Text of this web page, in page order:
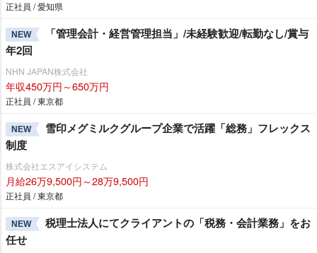
正社員 / 愛知県
NEW
「管理会計・経営管理担当」/未経験歓迎/転勤なし/賞与
年2回
NHN JAPAN株式会社
年収450万円～650万円
正社員 / 東京都
NEW
雪印メグミルクグループ企業で活躍「総務」フレックス
制度
株式会社エスアイシステム
月給26万9,500円～28万9,500円
正社員 / 東京都
NEW
税理士法人にてクライアントの「税務・会計業務」をお
任せ